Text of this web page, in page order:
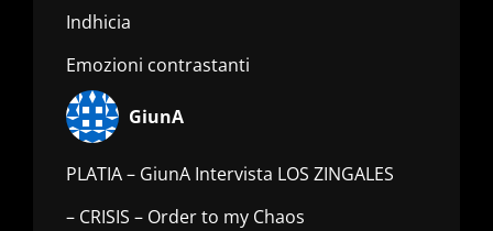
Indhicia
Emozioni contrastanti
GiunA
PLATIA – GiunA Intervista LOS ZINGALES
– CRISIS – Order to my Chaos